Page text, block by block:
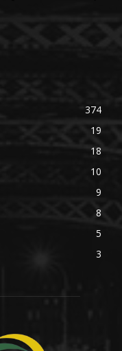
374
19
18
10
9
8
5
3